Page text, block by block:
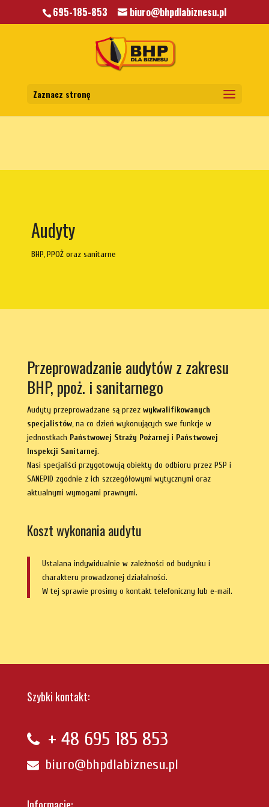
: A non-numeric value encountered in
/home/klient.dhosting.pl/mkkrawczyk/bhpdlabiznesu.pl/public_html/wp-
content/themes/bhp/functions.phpon line5806
695-185-853 biuro@bhpdlabiznesu.pl
Zaznacz stronę
Audyty
BHP, PPOŻ oraz sanitarne
Przeprowadzanie audytów z zakresu
BHP, ppoż. i sanitarnego
Audyty przeprowadzane są przez wykwalifikowanych
specjalistów, na co dzień wykonujących swe funkcje w
jednostkach Państwowej Straży Pożarnej i Państwowej
Inspekcji Sanitarnej.
Nasi specjaliści przygotowują obiekty do odbioru przez PSP i
SANEPID zgodnie z ich szczegółowymi wytycznymi oraz
aktualnymi wymogami prawnymi.
Koszt wykonania audytu
Ustalana indywidualnie w zależności od budynku i
charakteru prowadzonej działalności.
W tej sprawie prosimy o kontakt telefoniczny lub e-mail.
Szybki kontakt:
+ 48 695 185 853
biuro@bhpdlabiznesu.pl